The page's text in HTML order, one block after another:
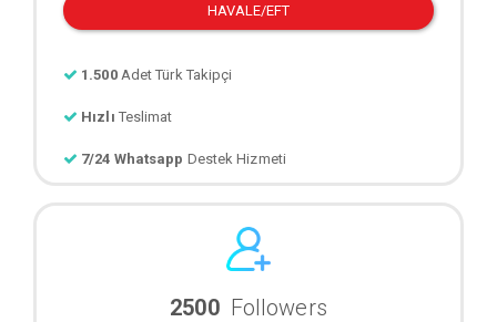
HAVALE/EFT
1.500 Adet Türk Takipçi
Hızlı Teslimat
7/24 Whatsapp Destek Hizmeti
2500 Followers